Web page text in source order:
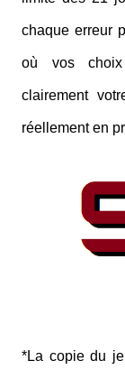
chaque erreur
où vos choix
clairement
réellement en
*La copie du